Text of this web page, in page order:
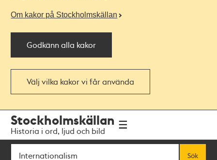
Om kakor på Stockholmskällan
Godkänn alla kakor
Välj vilka kakor vi får använda
navigationen
huvudinnehållet
Stockholmskällan
Historia i ord, ljud och bild
Sök
Sök